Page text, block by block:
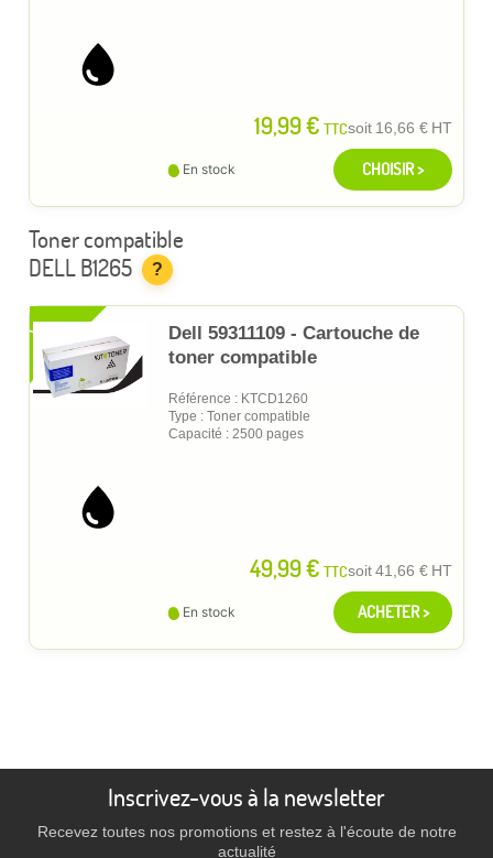
19,99 € TTCsoit 16,66 € HT
En stock CHOISIR >
Toner compatible
DELL B1265
?
XL
Dell 59311109 - Cartouche de
toner compatible
Référence : KTCD1260
Type : Toner compatible
Capacité : 2500 pages
49,99 € TTCsoit41,66 € HT
En stock ACHETER >
Inscrivez-vous à la newsletter
Recevez toutes nos promotions et restez à l'écoute de notre
actualité